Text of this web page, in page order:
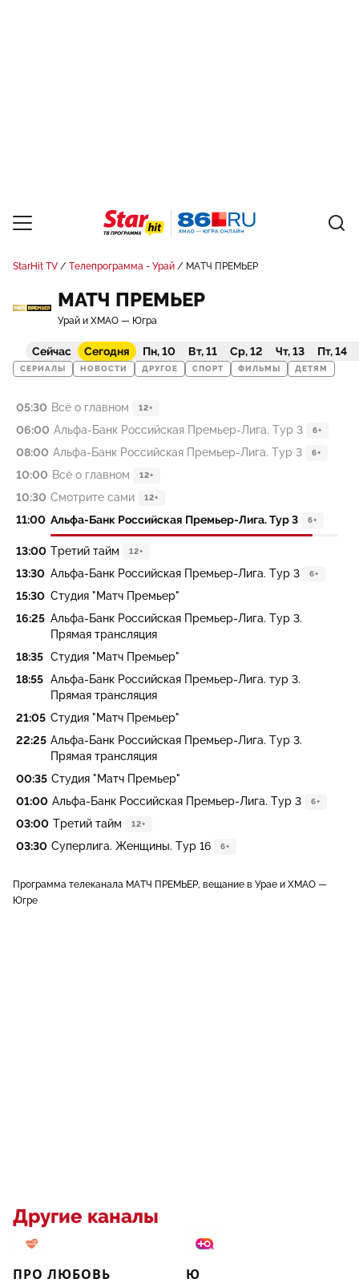
StarHit TV Телепрограмма - Урай МАТЧ ПРЕМЬЕР
МАТЧ ПРЕМЬЕР
Урай и ХМАО — Югра
Сейчас Сегодня Пн, 10 Вт, 11 Ср, 12 Чт, 13 Пт, 14
СЕРИАЛЫ НОВОСТИ ДРУГОЕ СПОРТ ФИЛЬМЫ ДЕТЯМ
05:30 Всё о главном 12+
06:00 Альфа-Банк Российская Премьер-Лига. Тур 3 6+
08:00 Альфа-Банк Российская Премьер-Лига. Тур 3 6+
10:00 Всё о главном 12+
10:30 Смотрите сами 12+
11:00 Альфа-Банк Российская Премьер-Лига. Тур 3 6+
13:00 Третий тайм 12+
13:30 Альфа-Банк Российская Премьер-Лига. Тур 3 6+
15:30 Студия "Матч Премьер"
16:25 Альфа-Банк Российская Премьер-Лига. Тур 3.
Прямая трансляция
18:35 Студия "Матч Премьер"
18:55 Альфа-Банк Российская Премьер-Лига. тур 3.
Прямая трансляция
21:05 Студия "Матч Премьер"
22:25 Альфа-Банк Российская Премьер-Лига. Тур 3.
Прямая трансляция
00:35 Студия "Матч Премьер"
01:00 Альфа-Банк Российская Премьер-Лига. Тур 3 6+
03:00 Третий тайм 12+
03:30 Суперлига. Женщины. Тур 16 6+
Программа телеканала МАТЧ ПРЕМЬЕР, вещание в Урае и ХМАО —
Югре
Другие каналы
ПРО ЛЮБОВЬ Ю